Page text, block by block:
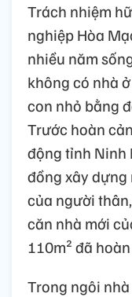
Trách nhiệm
nghiệp Hòa
nhiều năm
không có nhà
con nhỏ bằng
Trước hoàn
động tỉnh Ninh
đồng xây dựng
của người
căn nhà mới
110m² đã
Trong ngôi